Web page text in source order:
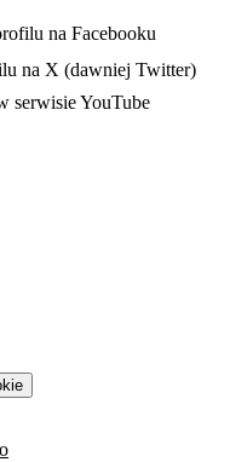
na Facebooku
na X (dawniej Twitter)
serwisie YouTube